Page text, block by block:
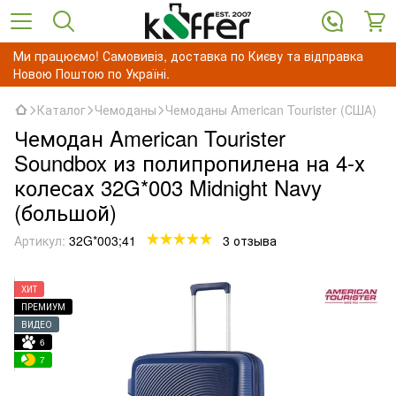
Ми працюємо! Самовивіз, доставка по Києву та відправка
Новою Поштою по Україні.
Каталог Чемоданы Чемоданы American Tourister (США)
Чемодан American Tourister
Soundbox из полипропилена на 4-х
колесах 32G*003 Midnight Navy
(большой)
Артикул: 32G*003;41 3 отзыва
ХИТ
ПРЕМИУМ
ВИДЕО
6
7